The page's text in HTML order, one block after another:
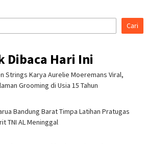
Cari
Dibaca Hari Ini
Strings Karya Aurelie Moeremans Viral,
Grooming di Usia 15 Tahun
Bandung Barat Timpa Latihan Pra­tugas
TNI AL Meninggal